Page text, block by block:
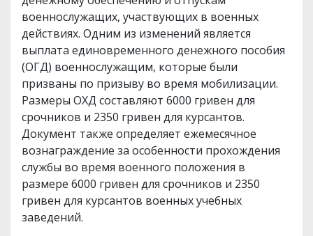
военнослужащих, участвующих в военных
действиях. Одним из изменений является
выплата единовременного денежного пособия
(ОГД) военнослужащим, которые были
призваны по призыву во время мобилизации.
Размеры ОХД составляют 6000 гривен для
срочников и 2350 гривен для курсантов.
Документ также определяет ежемесячное
вознаграждение за особенности прохождения
службы во время военного положения в
размере 6000 гривен для срочников и 2350
гривен для курсантов военных учебных
заведений.